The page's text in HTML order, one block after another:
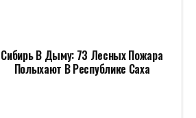
Сибирь В Дыму: 73 Лесных Пожара
Полыхают В Республике Саха